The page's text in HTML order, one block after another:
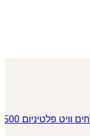
שמפו טיפולי לשיער יבש ופגום ללא מלחים וויט פלטיניום 500